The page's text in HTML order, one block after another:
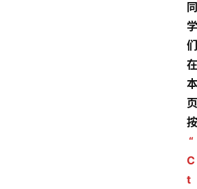
同
学
们
在
本
页
按
“
C
t